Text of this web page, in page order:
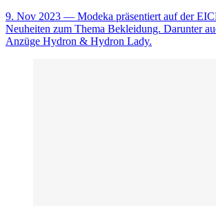
9. Nov 2023 — Modeka präsentiert auf der
Neuheiten zum Thema Bekleidung. Darunter
Anzüge Hydron & Hydron Lady.